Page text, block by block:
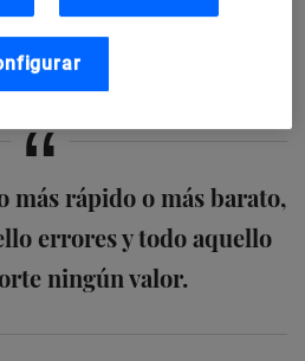
acotar cualquier mejora de
fórmula del tipo:
más rápido o más barato,
errores y todo aquello
ningún valor.